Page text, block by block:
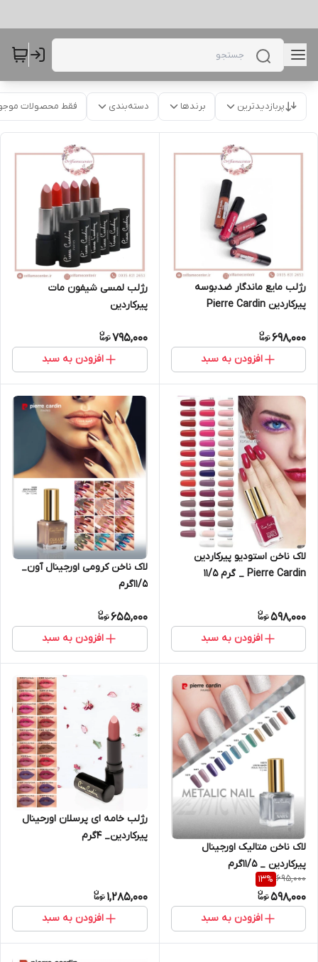
پربازدیدترین برندها دسته‌بندی فقط محصولات
رژلب مایع ماندگار ضدبوسه
پیرکاردین Pierre Cardin
698,000
افزودن به سبد
رژلب لمسی شیفون مات
پیرکاردین
795,000
افزودن به سبد
لاک ناخن استودیو پیرکاردین
Pierre Cardin _ گرم ۱۱/۵
598,000
افزودن به سبد
لاک ناخن کرومی اورجینال آون_
۱۱/۵گرم
655,000
افزودن به سبد
لاک ناخن متالیک اورجینال
پیرکاردین _ ۱۱/۵گرم
695,000
13%
598,000
افزودن به سبد
رژلب خامه ای پرسلان اورحینال
پیرکاردین_ ۴گرم
1,285,000
افزودن به سبد